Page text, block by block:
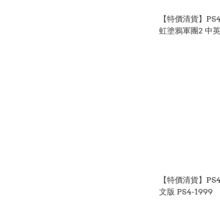
【特價清貨】
虹塗鴉軍團2 中英日文版 PS4-
【特價清貨】
文版 PS4-1999